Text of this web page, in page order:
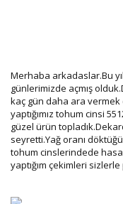
Merhaba arkadaslar.Bu
günlerimizde açmış
kaç gün daha ara
yaptığımız tohum cinsi
güzel ürün
seyretti.Yağ oranı
tohum cinslerindede
yaptığım çekimleri